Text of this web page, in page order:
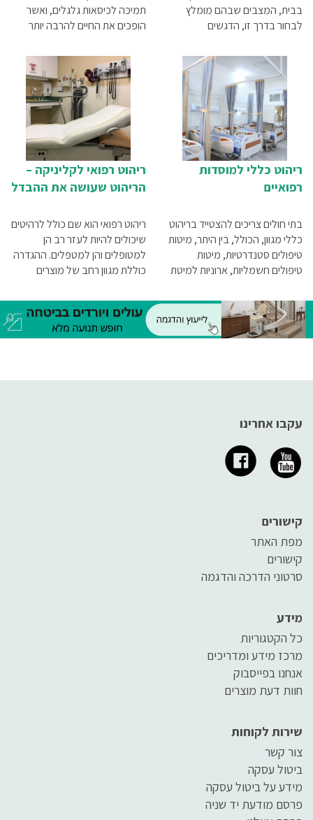
בבית, המצבים שבהם מומלץ
לבחור בדרך זו, הדגשים
גם בלי להגיע למרפאה וגם מידע
לגבי שיקום בקהילה.
תמיכה לכיסאות גלגלים, ואשר
הופכים את החיים להרבה יותר
חלק מהמוצרים שיכולים לעזור
ולשפר בצורה משמעותית את
איכות החיים של נכים
ריהוט כללי למוסדות
רפואיים
בתי חולים צריכים להצטייד בריהוט
כללי מגוון, הכולל, בין היתר, מיטות
טיפולים סטנדרטיות, מיטות
טיפולים חשמליות, ארוניות למיטת
עגלות טיפולים, עגלות לקיחת
דמים, עגלות תרופות, שרפרפים
לצוותים הרפואיים
ריהוט רפואי לקליניקה –
הריהוט שעושה את ההבדל
ריהוט רפואי הוא שם כולל לרהיטים
שיכולים להיות לעזר רב הן
למטופלים והן למטפלים. ההגדרה
כוללת מגוון רחב של מוצרים
ונוח יותר עבור המטופל והמטפל
כאחד, ואין ספק שכל קליניקה
ומוסד רפואי צריכים להצטייד בהם.
עקבו אחרינו
קישורים
מפת האתר
קישורים
סרטוני הדרכה והדגמה
מידע
כל הקטגוריות
מרכז מידע ומדריכים
אנחנו בפייסבוק
חוות דעת מוצרים
שירות לקוחות
צור קשר
ביטול עסקה
מידע על ביטול עסקה
פרסם מודעת יד שניה